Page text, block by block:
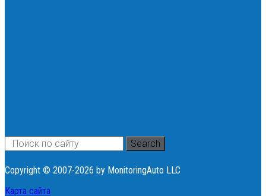
Search
Copyright © 2007-2026 by MonitoringAuto LLC
Карта сайта